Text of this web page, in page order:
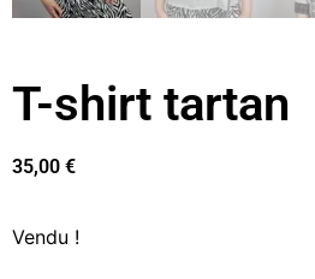
T-shirt tartan
35,00 €
Vendu !